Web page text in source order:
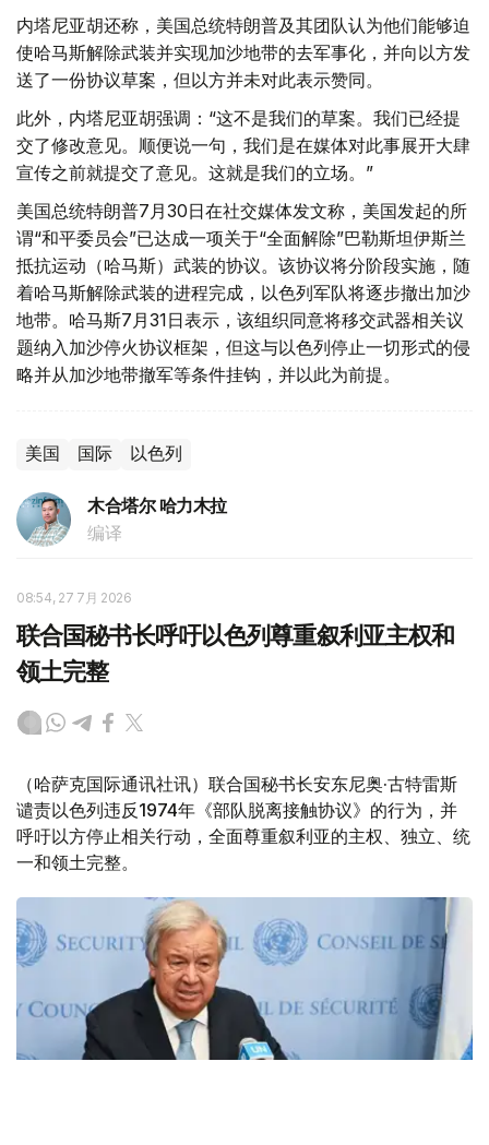
内塔尼亚胡还称，美国总统特朗普及其团队认为他们能够迫
使哈马斯解除武装并实现加沙地带的去军事化，并向以方发
送了一份协议草案，但以方并未对此表示赞同。
此外，内塔尼亚胡强调：“这不是我们的草案。我们已经提
交了修改意见。顺便说一句，我们是在媒体对此事展开大肆
宣传之前就提交了意见。这就是我们的立场。”
美国总统特朗普7月30日在社交媒体发文称，美国发起的所
谓“和平委员会”已达成一项关于“全面解除”巴勒斯坦伊斯兰
抵抗运动（哈马斯）武装的协议。该协议将分阶段实施，随
着哈马斯解除武装的进程完成，以色列军队将逐步撤出加沙
地带。哈马斯7月31日表示，该组织同意将移交武器相关议
题纳入加沙停火协议框架，但这与以色列停止一切形式的侵
略并从加沙地带撤军等条件挂钩，并以此为前提。
美国 国际 以色列
木合塔尔 哈力木拉
编译
08:54, 27 7月 2026
联合国秘书长呼吁以色列尊重叙利亚主权和
领土完整
（哈萨克国际通讯社讯）联合国秘书长安东尼奥·古特雷斯
谴责以色列违反1974年《部队脱离接触协议》的行为，并
呼吁以方停止相关行动，全面尊重叙利亚的主权、独立、统
一和领土完整。